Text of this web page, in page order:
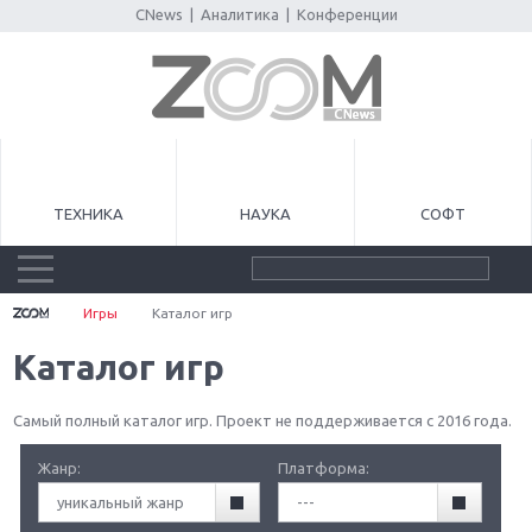
CNews Аналитика Конференции
ТЕХНИКА НАУКА СОФТ
Игры Каталог игр
Каталог игр
Самый полный каталог игр. Проект не поддерживается с 2016 года.
Жанр:
уникальный жанр
Платформа:
---